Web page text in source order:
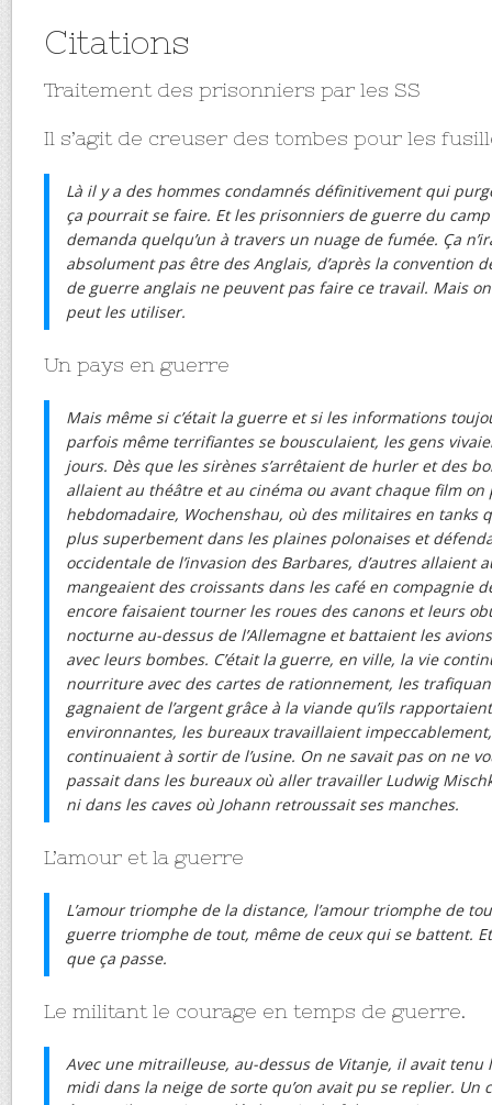
Citations
Traitement des prisonniers par les SS
Il s’agit de creuser des tombes pour les
Là il y a des hommes condamnés définitivement qui
ça pourrait se faire. Et les prisonniers de guerre du camp
demanda quelqu’un à travers un nuage de fumée. Ça
absolument pas être des Anglais, d’après la convention
de guerre anglais ne peuvent pas faire ce travail. Mais
peut les utiliser.
Un pays en guerre
Mais même si c’était la guerre et si les informations
parfois même terrifiantes se bousculaient, les gens
jours. Dès que les sirènes s’arrêtaient de hurler et des
allaient au théâtre et au cinéma ou avant chaque film on
hebdomadaire, Wochenshau, où des militaires en tanks
plus superbement dans les plaines polonaises et
occidentale de l’invasion des Barbares, d’autres allaient
mangeaient des croissants dans les café en compagnie
encore faisaient tourner les roues des canons et leurs
nocturne au-dessus de l’Allemagne et battaient les
avec leurs bombes. C’était la guerre, en ville, la vie
nourriture avec des cartes de rationnement, les
gagnaient de l’argent grâce à la viande qu’ils
environnantes, les bureaux travaillaient
continuaient à sortir de l’usine. On ne savait pas on ne
passait dans les bureaux où aller travailler Ludwig
ni dans les caves où Johann retroussait ses manches.
L’amour et la guerre
L’amour triomphe de la distance, l’amour triomphe de
guerre triomphe de tout, même de ceux qui se battent.
que ça passe.
Le militant le courage en temps de guerre.
Avec une mitrailleuse, au-dessus de Vitanje, il avait
midi dans la neige de sorte qu’on avait pu se replier. Un